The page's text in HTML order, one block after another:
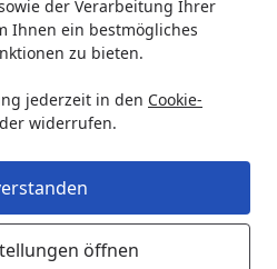
der Verarbeitung Ihrer
Ihnen ein bestmögliches
zu bieten.
jederzeit in den Cookie-
widerrufen.
öffnen
F1002)